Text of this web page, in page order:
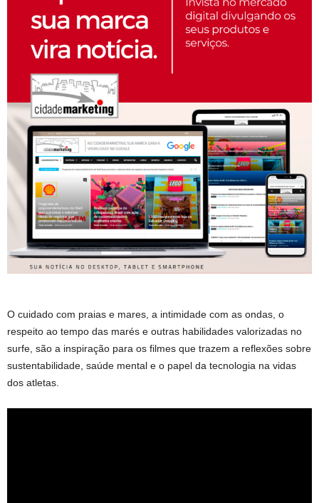
O cuidado com praias e mares, a intimidade com as ondas, o
respeito ao tempo das marés e outras habilidades valorizadas no
surfe, são a inspiração para os filmes que trazem a reflexões sobre
sustentabilidade, saúde mental e o papel da tecnologia na vidas
dos atletas.